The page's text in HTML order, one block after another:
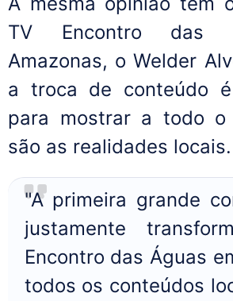
TV Encontro das
Amazonas, o Welder
a troca de conteúdo
para mostrar a todo o
são as realidades locais.
"A primeira grande
justamente
Encontro das Águas
todos os conteúdos